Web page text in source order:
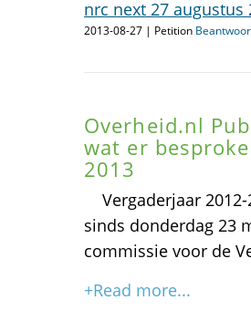
nrc next 27 augustus
2013-08-27 | Petition
Overheid.nl
wat er
2013
Vergaderjaar 2012-
sinds donderdag 23
commissie voor de
+Read more...